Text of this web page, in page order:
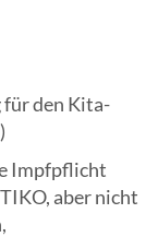
für den Kita-
Impfpflicht
aber nicht